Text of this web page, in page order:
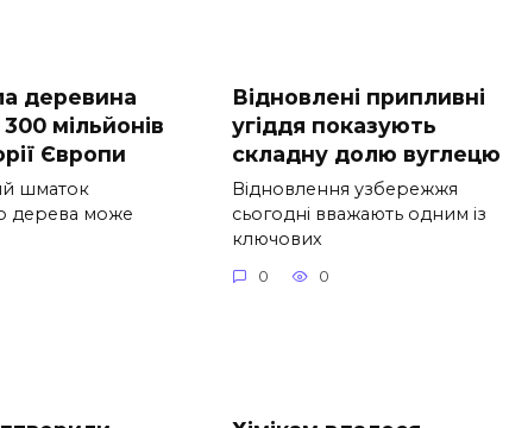
деревина
мільйонів
Європи
шматок
дерева може
Відновлені припливні
угіддя показують
складну долю вуглецю
Відновлення узбережжя
сьогодні вважають одним із
ключових
0 0